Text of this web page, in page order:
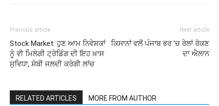
Previous article
Stock Market: ਹੁਣ ਆਮ ਨਿਵੇਸ਼ਕਾਂ
ਨੂੰ ਵੀ ਮਿਲੇਗੀ ਟ੍ਰੇਡਿੰਗ ਦੀ ਇਹ ਖ਼ਾਸ
ਸੁਵਿਧਾ, ਸੇਬੀ ਜਲਦੀ ਕਰੇਗੀ ਲਾਂਚ
Next article
ਕਿਸਾਨਾਂ ਵਲੋਂ ਪੰਜਾਬ ਭਰ ’ਚ ਰੇਲਾਂ ਰੋਕਣ
ਦਾ ਐਲਾਨ
RELATED ARTICLES MORE FROM AUTHOR